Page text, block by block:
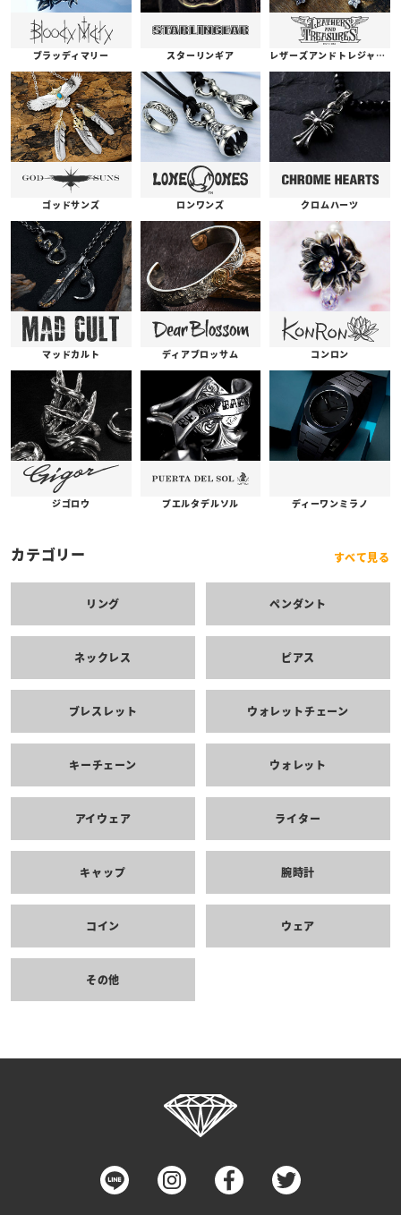
ブラッディマリー スターリンギア レザーズアンドトレジャーズ
ゴッドサンズ ロンワンズ クロムハーツ
マッドカルト ディアブロッサム コンロン
ジゴロウ プエルタデルソル ディーワンミラノ
カテゴリー すべて見る
リング ペンダント
ネックレス ピアス
ブレスレット ウォレットチェーン
キーチェーン ウォレット
アイウェア ライター
キャップ 腕時計
コイン ウェア
その他